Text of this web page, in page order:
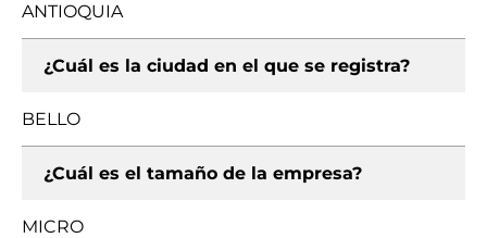
ANTIOQUIA
¿Cuál es la ciudad en el que se registra?
BELLO
¿Cuál es el tamaño de la empresa?
MICRO